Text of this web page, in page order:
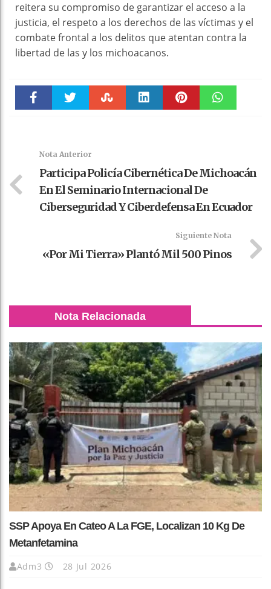
reitera su compromiso de garantizar el acceso a la
justicia, el respeto a los derechos de las víctimas y el
combate frontal a los delitos que atentan contra la
libertad de las y los michoacanos.
Nota Anterior
Participa Policía Cibernética De Michoacán
En El Seminario Internacional De
Ciberseguridad Y Ciberdefensa En Ecuador
Siguiente Nota
«Por Mi Tierra» Plantó Mil 500 Pinos
Nota Relacionada
SSP Apoya En Cateo A La FGE, Localizan 10 Kg De
Metanfetamina
Adm3 28 Jul 2026